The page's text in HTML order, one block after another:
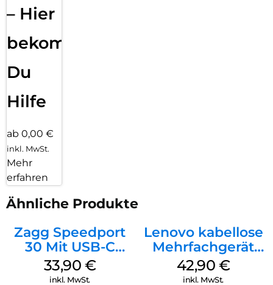
– Hier
bekommst
Du
Hilfe
ab 0,00 €
inkl. MwSt.
Mehr
erfahren
Ähnliche Produkte
Zagg Speedport
30 Mit USB-C
Kabel Weiß
33,90 €
inkl. MwSt.
Lenovo kabellose
Mehrfachgerät
Luna Grey
42,90 €
inkl. MwSt.